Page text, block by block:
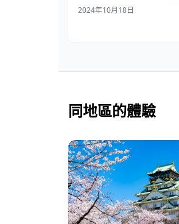
都在規劃新產品...
2024年10月18日
同地區的體驗